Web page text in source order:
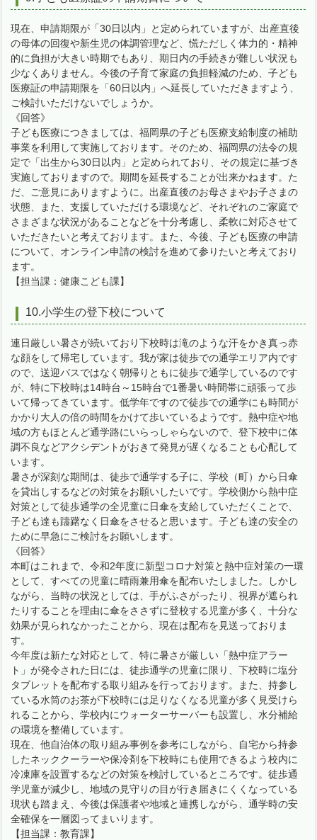
現在、申請期限が「30日以内」と定められていますが、出産直後
の母体の回復や新生児の体調管理など、慌ただしく体力的・精神
的に負担が大きい時期でもあり、期日内の手続きが難しい状況も
少なくありません。今後の子育て家庭の負担軽減のため、子ども
医療証の申請期限を「60日以内」へ延長していただきますよう、
ご検討いただけないでしょうか。
《回答》
子ども医療につきましては、福岡県の子ども医療支給制度の補助
事業を利用して実施しております。そのため、福岡県の法令の規
定で「出生から30日以内」と定められており、その規定に基づき
実施しておりますので。期間を延長することが出来かねます。た
だ、ご意見にありますように。出産直後のお母さまやお子さまの
状態、また、支援していただける環境など、それぞれのご家庭で
さまざまな状況があることなどを十分考慮し、柔軟に対応させて
いただきたいと考えております。また、今後、子ども医療の申請
について、オンライン申請の検討を進めて参りたいと考えており
ます。
【担当課：健康こども課】
10.小学生の登下校について
連日厳しい暑さが続いており下校時は滝のような汗をかき真っ赤
な顔をして帰宅しています。我が家は徒歩での通学エリア内です
ので、送迎バスではなく朝帰りともに徒歩で通学しているのです
が、特に下校時は14時台～15時台で1番暑い時間帯に頑張って歩
いて帰ってきています。低学年ですので徒歩での通学にも時間が
かかり大人の倍の時間をかけて歩いているようです。熱中症や地
域の方もほとんど通学路にいらっしゃらないので、登下校中に体
調不良などアクシデントがおきて発見が遅くなることも心配して
います。
暑さが深刻な期間は、徒歩で通学する子に、学校（町）から日傘
を貸出しするなどの対策をお願いしたいです。学校側から熱中症
対策として徒歩通学の全児童に日傘を支給していただくことで、
子ども達も躊躇なく日傘をさせると思います。子ども達の安全の
ために早急にご検討をお願いします。
《回答》
本町はこれまで、令和2年度に新型コロナ対策と熱中症対策の一環
として、すべての児童に晴雨兼用傘を配布いたしました。しかし
ながら、当時の状況としては、手がふさがったり、視界が遮られ
たりすることを理由に傘をささずに登校する児童が多く、十分な
効果が見られなかったことから、現在は配布を見送っておりま
す。
今年度は新たな対応として、特に暑さが厳しい「熱中症アラー
ト」が発令された日には、徒歩通学の児童に限り、下校時に塩分
タブレットを配布する取り組みを行っております。また、持参し
ている水筒のお茶が下校時には足りなくなる児童が多く見受けら
れることから、学校内にウォーターサーバーも設置し、水分補給
の環境を整備しています。
現在、他自治体の取り組み事例を参考にしながら、自宅から持参
したネッククーラーや保冷剤を下校時にも使用できるよう校内に
冷凍庫を設置するなどの対策を検討しているところです。徒歩通
学児童が減少し、地域の見守りの目が行き届きにくくなっている
現状も踏まえ、今後は保護者や地域と連携しながら、通学時の安
全確保を一層図ってまいります。
【担当課：教育課】